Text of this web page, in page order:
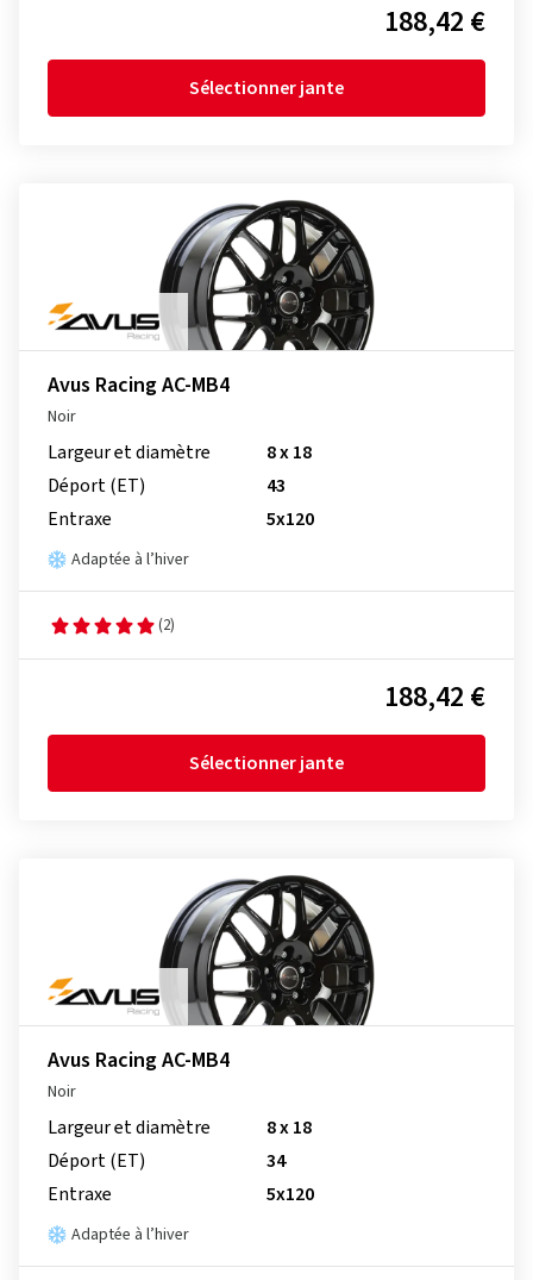
188,42 €
Sélectionner jante
Avus Racing AC-MB4
Noir
Largeur et diamètre
8 x 18
Déport (ET)
43
Entraxe
5x120
Adaptée à l’hiver
(2)
188,42 €
Sélectionner jante
Avus Racing AC-MB4
Noir
Largeur et diamètre
8 x 18
Déport (ET)
34
Entraxe
5x120
Adaptée à l’hiver